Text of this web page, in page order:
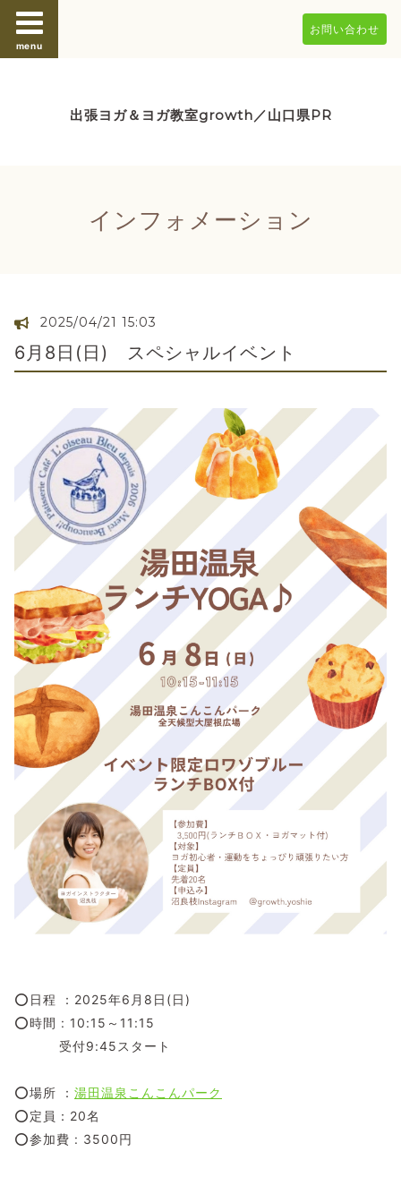
menu
お問い合わせ
出張ヨガ＆ヨガ教室growth／山口県PR
インフォメーション
2025/04/21 15:03
6月8日(日) スペシャルイベント
⭕日程 ：2025年6月8日(日)
⭕時間 : 10:15～11:15
受付9:45スタート
⭕場所 ： 湯田温泉こんこんパーク
⭕定員：20名
⭕参加費 : 3500円